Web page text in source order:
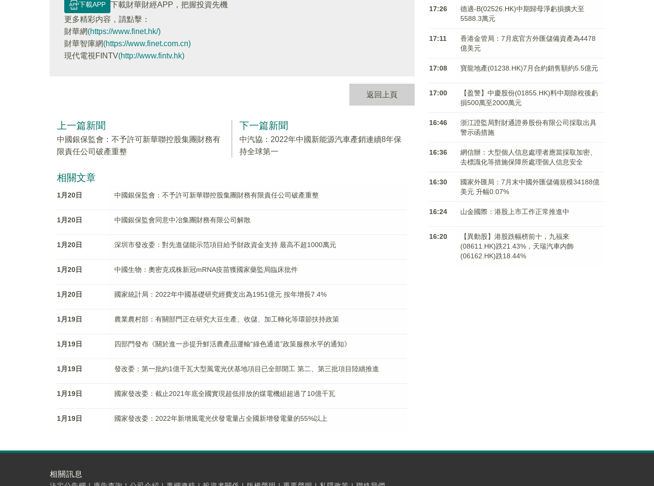
下載APP
下載財華財經APP，把握投資先機
更多精彩内容，請點擊：
財華網(https://www.finet.hk/)
財華智庫網(https://www.finet.com.cn)
現代電視FINTV(http://www.fintv.hk)
返回上頁
上一篇新聞
中國銀保監會：不予許可新華聯控股集團財務有
限責任公司破產重整
下一篇新聞
中汽協：2022年中國新能源汽車產銷連續8年保
持全球第一
相關文章
1月20日 中國銀保監會：不予許可新華聯控股集團財務有限責任公司破產重整
1月20日 中國銀保監會同意中冶集團財務有限公司解散
1月20日 深圳市發改委：對先進儲能示范項目給予財政資金支持 最高不超1000萬元
1月20日 中國生物：奧密克戎株新冠mRNA疫苗獲國家藥監局臨床批件
1月20日 國家統計局：2022年中國基礎研究經費支出為1951億元 按年增長7.4%
1月19日 農業農村部：有關部門正在研究大豆生產、收儲、加工轉化等環節扶持政策
1月19日 四部門發布《關於進一步提升鮮活農產品運輸“綠色通道”政策服務水平的通知》
1月19日 發改委：第一批約1億千瓦大型風電光伏基地項目已全部開工 第二、第三批項目陸續推進
1月19日 國家發改委：截止2021年底全國實現超低排放的煤電機組超過了10億千瓦
1月19日 國家發改委：2022年新增風電光伏發電量占全國新增發電量的55%以上
17:26
德適-B(02526.HK)中期歸母淨虧損擴大至
5588.3萬元
17:11
香港金管局：7月底官方外匯儲備資產為4478
億美元
17:08 寶龍地產(01238.HK)7月合約銷售額約5.5億元
17:00
【盈警】中慶股份(01855.HK)料中期除稅後虧
損500萬至2000萬元
16:46
浙江證監局對財通證券股份有限公司採取出具
警示函措施
16:36
網信辦：大型個人信息處理者應當採取加密、
去標識化等措施保障所處理個人信息安全
16:30
國家外匯局：7月末中國外匯儲備規模34188億
美元 升幅0.07%
16:24 山金國際：港股上市工作正常推進中
16:20
【異動股】港股跌幅榜前十，九福來
(08611.HK)跌21.43%，天瑞汽車内飾
(06162.HK)跌18.44%
相關訊息